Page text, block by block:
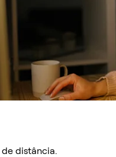
distância.